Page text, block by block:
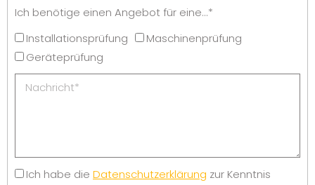
Ich benötige einen Angebot für eine...*
Installationsprüfung
Maschinenprüfung
Geräteprüfung
Ich habe die Datenschutzerklärung zur Kenntnis